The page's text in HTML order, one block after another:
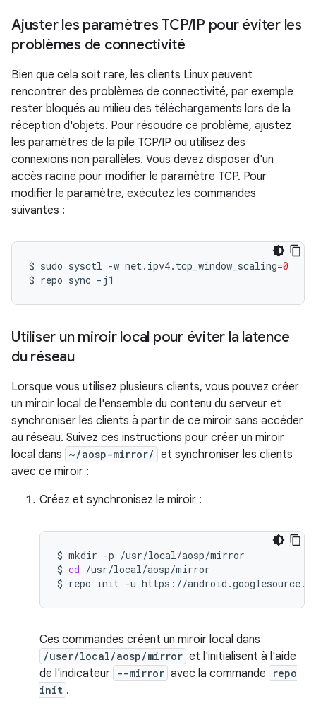
Ajuster les paramètres TCP/IP pour éviter les
problèmes de connectivité
Bien que cela soit rare, les clients Linux peuvent
rencontrer des problèmes de connectivité, par exemple
rester bloqués au milieu des téléchargements lors de la
réception d'objets. Pour résoudre ce problème, ajustez
les paramètres de la pile TCP/IP ou utilisez des
connexions non parallèles. Vous devez disposer d'un
accès racine pour modifier le paramètre TCP. Pour
modifier le paramètre, exécutez les commandes
suivantes :
$ sudo sysctl -w net.ipv4.tcp_window_scaling=0
$ repo sync
Utiliser un miroir local pour éviter la latence
du réseau
Lorsque vous utilisez plusieurs clients, vous pouvez créer
un miroir local de l'ensemble du contenu du serveur et
synchroniser les clients à partir de ce miroir sans accéder
au réseau. Suivez ces instructions pour créer un miroir
local dans ~/aosp-mirror/ et synchroniser les clients
avec ce miroir :
Créez et synchronisez le miroir :
$ mkdir -p /usr/local/aosp/mirror
$ cd /usr/local/aosp/mirror
$ repo init -u https://
Ces commandes créent un miroir local dans
/user/local/aosp/mirror et l'initialisent à l'aide
de l'indicateur --mirror avec la commande
repo
init .